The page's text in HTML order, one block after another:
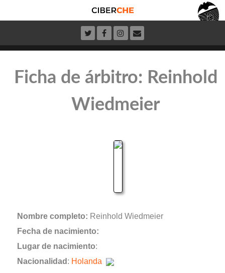
Ficha de árbitro: Reinhold
Wiedmeier
Nombre completo: Reinhold Wiedmeier
Fecha de nacimiento:
Lugar de nacimiento:
Nacionalidad : Holanda